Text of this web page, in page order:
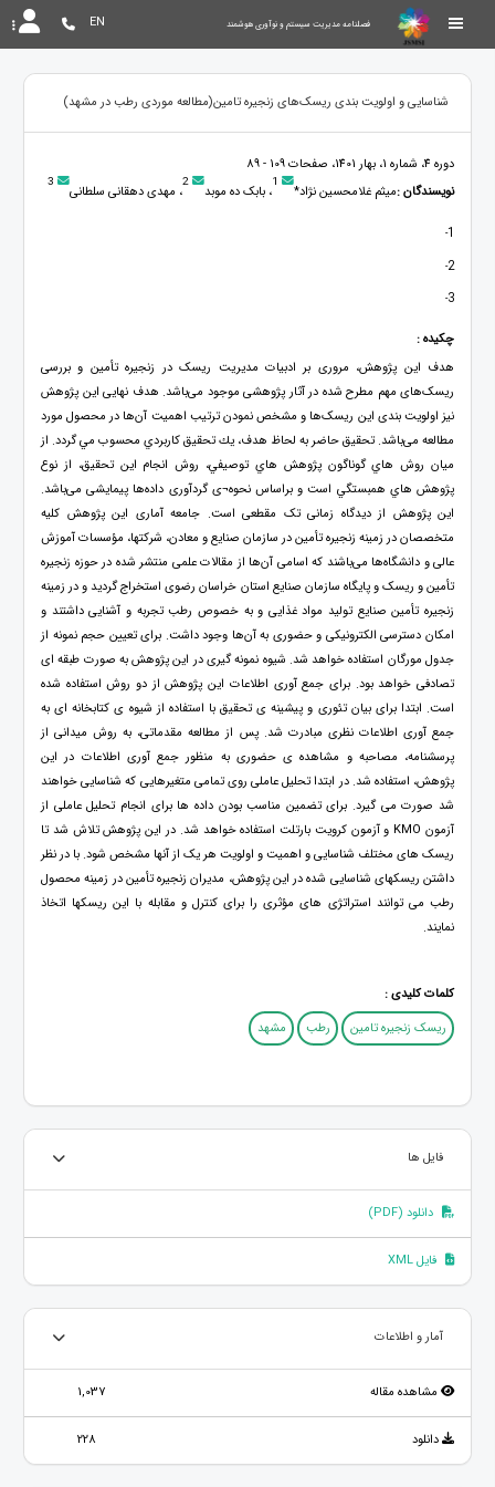
فصلنامه مدیریت سیستم و نوآوری هوشمند EN
شناسایی و اولویت بندی ریسک‌های زنجیره تامین(مطالعه موردی رطب در مشهد)
دوره 4، شماره 1، بهار 1401، صفحات 109 - 89
نویسندگان :میثم غلامحسین نژاد* 1، بابک ده موبد 2، مهدی دهقانی سلطانی 3
1
-
2
-
3
-
چکیده :
هدف این پژوهش، مروری بر ادبیات مدیریت ریسک در زنجیره تأمین و بررسی
ریسک‌های مهم مطرح شده در آثار پژوهشی موجود می‌باشد. هدف نهایی این پژوهش
نیز اولویت بندی این ریسک‌‌ها و مشخص نمودن ترتیب اهمیت آن‌ها در محصول مورد
مطالعه می‌باشد. تحقيق حاضر به لحاظ هدف، يك تحقيق كاربردي محسوب مي گردد. از
ميان روش هاي گوناگون پژوهش هاي توصيفي، روش انجام اين تحقيق، از نوع
پژوهش هاي همبستگي است و براساس نحوه¬ی گردآوری داده‌ها پیمایشی می‌باشد.
این پژوهش از دیدگاه زمانی تک مقطعی است. جامعه آماری این پژوهش کلیه
متخصصان در زمینه زنجیره تأمین در سازمان صنایع و معادن، شرکتها، مؤسسات آموزش
عالی و دانشگاه‌ها می‌باشند که اسامی آن‌ها از مقالات علمی منتشر شده در حوزه زنجیره
تأمین و ریسک و پایگاه سازمان صنایع استان خراسان رضوی استخراج گردید و در زمینه
زنجیره تأمین صنایع تولید مواد غذایی و به خصوص رطب تجربه و آشنایی داشتند و
امکان دسترسی الکترونیکی و حضوری به آن‌ها وجود داشت. برای تعیین حجم نمونه از
جدول مورگان استفاده خواهد شد. شیوه نمونه گیری در این پژوهش به صورت طبقه ای
تصادفی خواهد بود. برای جمع آوری اطلاعات این پژوهش از دو روش استفاده شده
است. ابتدا برای بیان تئوری و پیشینه ی تحقیق با استفاده از شیوه ی کتابخانه ای به
جمع آوری اطلاعات نظری مبادرت شد. پس از مطالعه مقدماتی، به روش میدانی از
پرسشنامه، مصاحبه و مشاهده ی حضوری به منظور جمع آوری اطلاعات در این
پژوهش، استفاده شد. در ابتدا تحلیل عاملی روی تمامی متغیرهایی که شناسایی خواهند
شد صورت می گیرد. برای تضمین مناسب بودن داده ها برای انجام تحلیل عاملی از
آزمون KMO و آزمون کرویت بارتلت استفاده خواهد شد. در این پژوهش تلاش شد تا
ریسک های مختلف شناسایی و اهمیت و اولویت هر یک از آنها مشخص شود. با در نظر
داشتن ریسکهای شناسایی شده در این پژوهش، مدیران زنجیره تأمین در زمینه محصول
رطب می توانند استراتژی های مؤثری را برای کنترل و مقابله با این ریسکها اتخاذ
نمایند.
کلمات کلیدی :
ریسک زنجیره تامین
رطب مشهد
فایل ها
دانلود (PDF)
فایل XML
آمار و اطلاعات
مشاهده مقاله 1,037
دانلود 228